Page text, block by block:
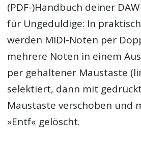
(PDF-)Handbuch deiner
für Ungeduldige: In
werden MIDI-Noten per
mehrere Noten in einem
per gehaltener Maustaste
selektiert, dann mit
Maustaste verschoben und
»Entf« gelöscht.